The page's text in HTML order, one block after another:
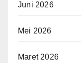
Juni 2026
Mei 2026
Maret 2026